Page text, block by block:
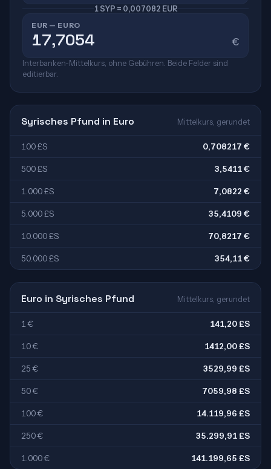
1 SYP = 0,007082 EUR
EUR — EURO
€
Interbanken-Mittelkurs, ohne Gebühren. Beide Felder sind
editierbar.
Syrisches Pfund in Euro Mittelkurs, gerundet
100 £S 0,708217 €
500 £S 3,5411 €
1.000 £S 7,0822 €
5.000 £S 35,4109 €
10.000 £S 70,8217 €
50.000 £S 354,11 €
Euro in Syrisches Pfund Mittelkurs, gerundet
1 € 141,20 £S
10 € 1412,00 £S
25 € 3529,99 £S
50 € 7059,98 £S
100 € 14.119,96 £S
250 € 35.299,91 £S
1.000 € 141.199,65 £S